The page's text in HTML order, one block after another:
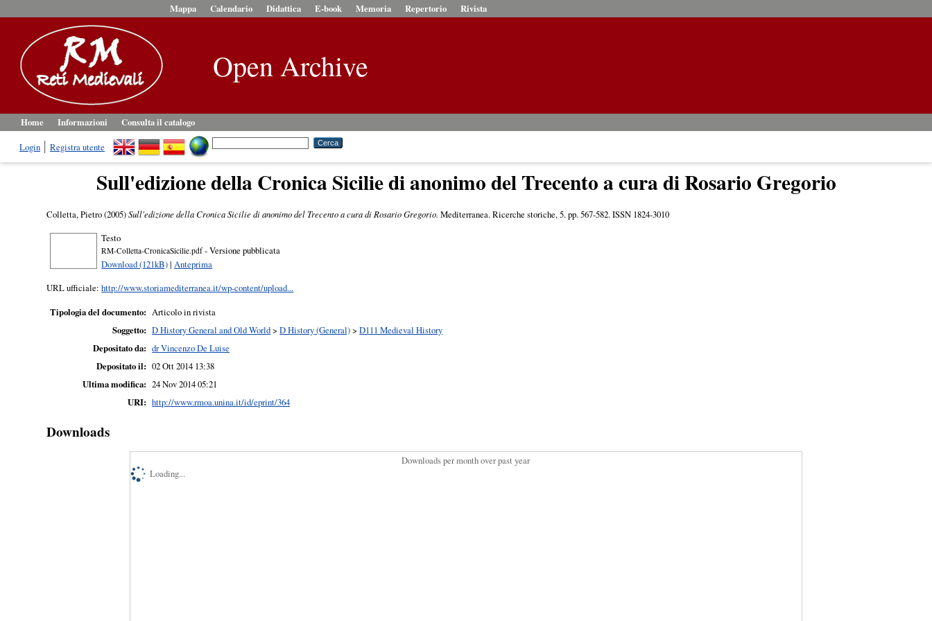
Mappa Calendario Didattica E-book Memoria Repertorio Rivista
Open Archive
Home Informazioni
Consulta il catalogo
Login
Registra utente
Sull'edizione della Cronica Sicilie di anonimo del Trecento a cura di Rosario Gregorio
Colletta, Pietro(2005)Sull'edizione della Cronica Sicilie di anonimo del Trecento a cura di Rosario Gregorio. Mediterranea. Ricerche storiche, 5. pp. 567-582. ISSN 1824-3010
Testo
RM-Colletta-CronicaSicilie.pdf- Versione pubblicata
Download (121kB)| Anteprima
URL ufficiale:http://www.storiamediterranea.it/wp-content/upload...
Tipologia del documento: Articolo in rivista
Soggetto: D History General and Old World>D History (General)>D111 Medieval History
Depositato da: dr Vincenzo De Luise
Depositato il: 02 Ott 2014 13:38
Ultima modifica: 24 Nov 2014 05:21
URI: http://www.rmoa.unina.it/id/eprint/364
Downloads
Downloads per month over past year
Loading...